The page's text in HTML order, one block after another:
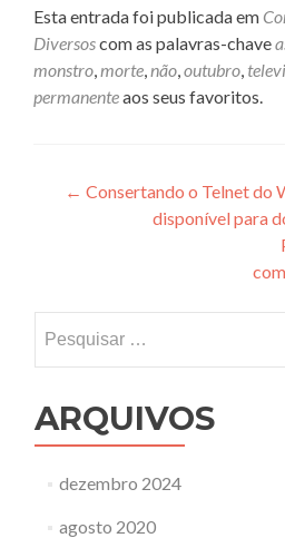
Esta entrada foi publicada em
Diversoscom as palavras-chave
monstro,morte,não,outubro,
permanenteaos seus favoritos.
Navegação
← Consertando o Telnet do
disponível para
por:
ARQUIVOS
dezembro 2024
agosto 2020